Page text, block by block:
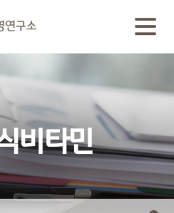
비타민